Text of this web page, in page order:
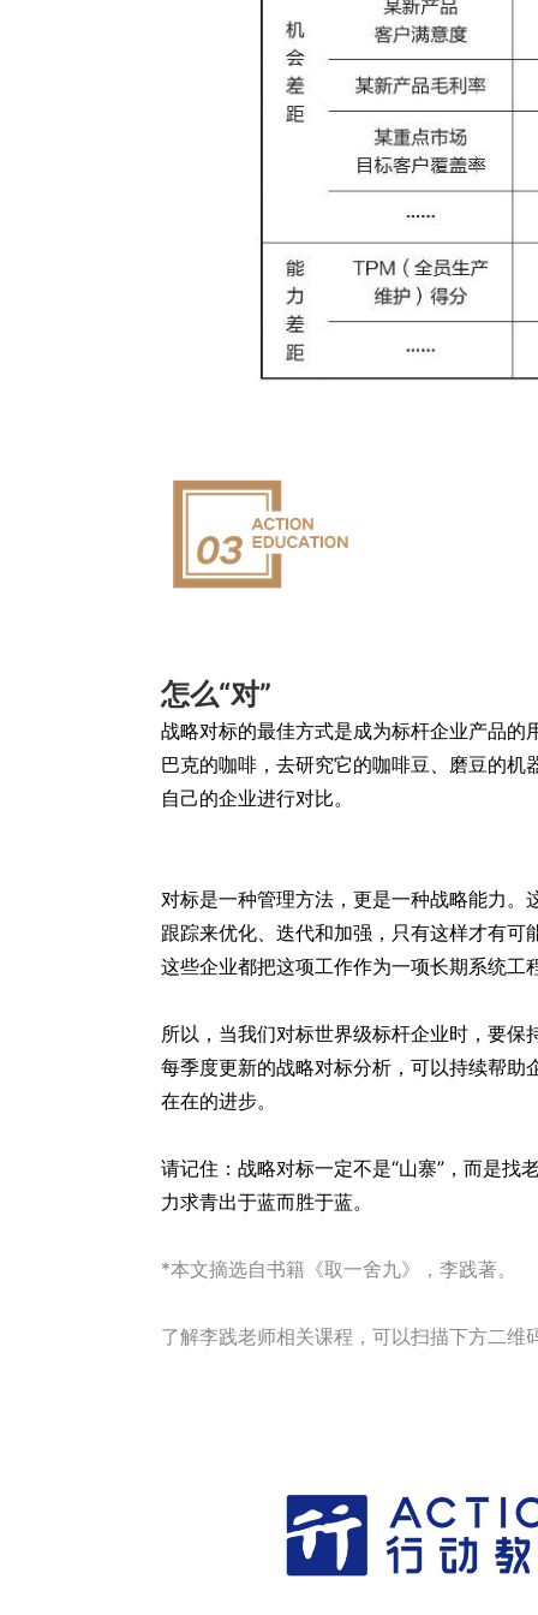
怎么“对”
战略对标的最佳方式是成为标杆企业产品
巴克的咖啡，去研究它的咖啡豆、磨豆的
自己的企业进行对比。
对标是一种管理方法，更是一种战略能力
跟踪来优化、迭代和加强，只有这样才有
这些企业都把这项工作作为一项长期系统工
所以，当我们对标世界级标杆企业时，要
每季度更新的战略对标分析，可以持续帮
在在的进步。
请记住：战略对标一定不是“山寨”，而是
力求青出于蓝而胜于蓝。
*本文摘选自书籍《取一舍九》，李践著。
了解李践老师相关课程，可以扫描下方二维